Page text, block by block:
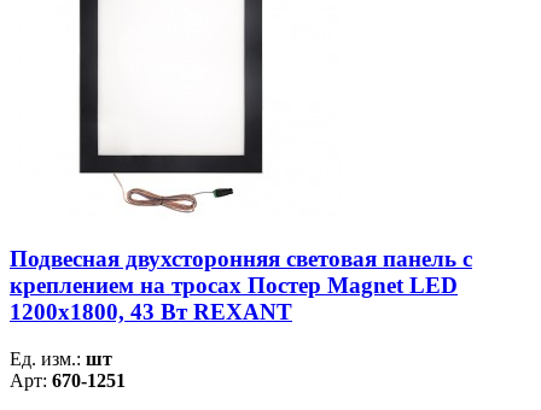
Подвесная двухсторонняя световая панель с
креплением на тросах Постер Magnet LED
1200х1800, 43 Вт REXANT
Ед. изм.: шт
Арт: 670-1251